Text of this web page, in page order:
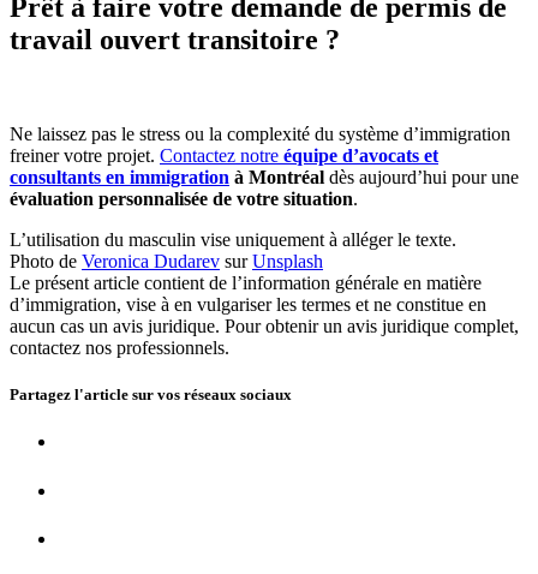
Prêt à faire votre demande de permis de
travail ouvert transitoire ?
Ne laissez pas le stress ou la complexité du système d’immigration
freiner votre projet. Contactez notre équipe d’avocats et
consultants en immigration à Montréal dès aujourd’hui pour une
évaluation personnalisée de votre situation.
L’utilisation du masculin vise uniquement à alléger le texte.
Photo de Veronica Dudarev surUnsplash
Le présent article contient de l’information générale en matière
d’immigration, vise à en vulgariser les termes et ne constitue en
aucun cas un avis juridique. Pour obtenir un avis juridique complet,
contactez nos professionnels.
Partagez l'article sur vos réseaux sociaux